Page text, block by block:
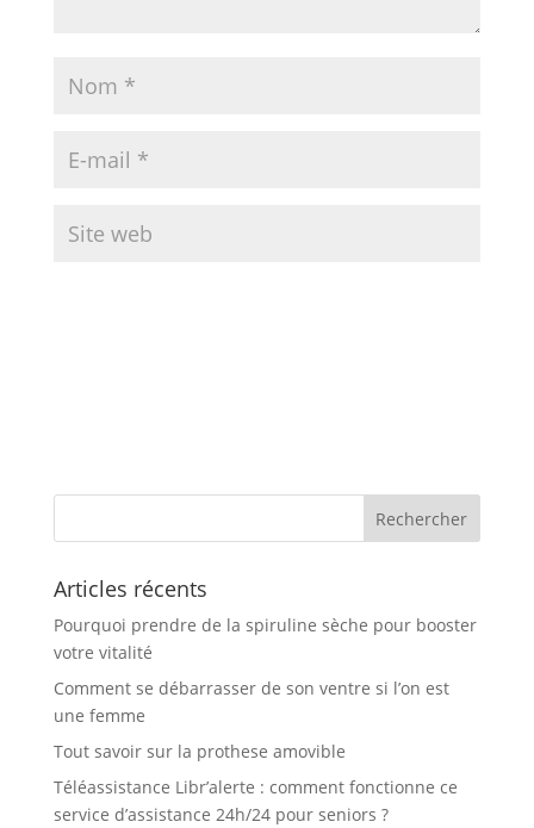
Articles récents
Pourquoi prendre de la spiruline sèche pour booster
votre vitalité
Comment se débarrasser de son ventre si l’on est
une femme
Tout savoir sur la prothese amovible
Téléassistance Libr’alerte : comment fonctionne ce
service d’assistance 24h/24 pour seniors ?